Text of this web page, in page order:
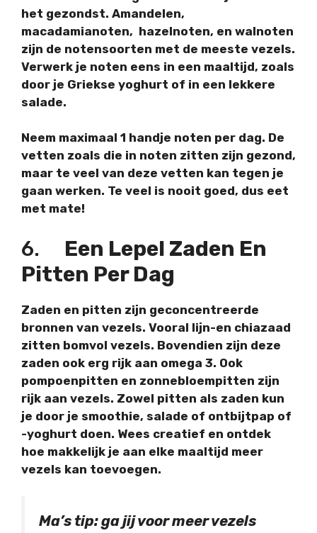
het gezondst. Amandelen,
macadamianoten, hazelnoten, en walnoten
zijn de notensoorten met de meeste vezels.
Verwerk je noten eens in een maaltijd, zoals
door je Griekse yoghurt of in een lekkere
salade.
Neem maximaal 1 handje noten per dag. De
vetten zoals die in noten zitten zijn gezond,
maar te veel van deze vetten kan tegen je
gaan werken. Te veel is nooit goed, dus eet
met mate!
6. Een Lepel Zaden En
Pitten Per Dag
Zaden en pitten zijn geconcentreerde
bronnen van vezels. Vooral lijn-en chiazaad
zitten bomvol vezels. Bovendien zijn deze
zaden ook erg rijk aan omega 3. Ook
pompoenpitten en zonnebloempitten zijn
rijk aan vezels. Zowel pitten als zaden kun
je door je smoothie, salade of ontbijtpap of
-yoghurt doen. Wees creatief en ontdek
hoe makkelijk je aan elke maaltijd meer
vezels kan toevoegen.
Ma’s tip: ga jij voor meer vezels